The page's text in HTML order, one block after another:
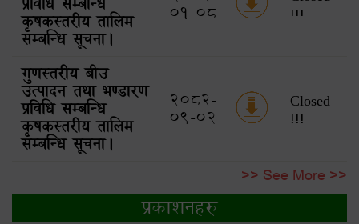
कृषकस्तरीय तालिम
सम्बन्धि सूचना।
01-08 !!!
गुणस्तरीय बीउ
उत्पादन तथा भण्डारण
प्रविधि सम्बन्धि
कृषकस्तरीय तालिम
सम्बन्धि सूचना।
2082-
09-02
Closed
!!!
>> See More >>
प्रकाशनहरु